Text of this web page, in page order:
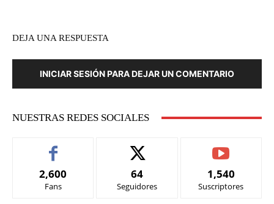
DEJA UNA RESPUESTA
INICIAR SESIÓN PARA DEJAR UN COMENTARIO
NUESTRAS REDES SOCIALES
2,600
Fans
64
Seguidores
1,540
Suscriptores